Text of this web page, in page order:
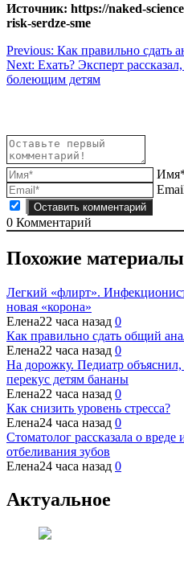
Источник: https://naked-
risk-serdze-sme
Навигация
по
Previous: Как правильно сдать
Next: Ехать? Эксперт
болеющим детям
0 Комментарий
Похожие материалы
Легкий «флирт».
новая «корона»
Елена22 часа назад 0
Как правильно сдать общий
Елена22 часа назад 0
На дорожку. Педиатр объяснил,
перекус детям бананы
Елена22 часа назад 0
Как снизить уровень стресса?
Елена24 часа назад 0
Стоматолог рассказала о вреде
отбеливания зубов
Елена24 часа назад 0
Актуальное